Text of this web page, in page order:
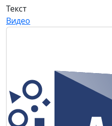
Текст
Видео